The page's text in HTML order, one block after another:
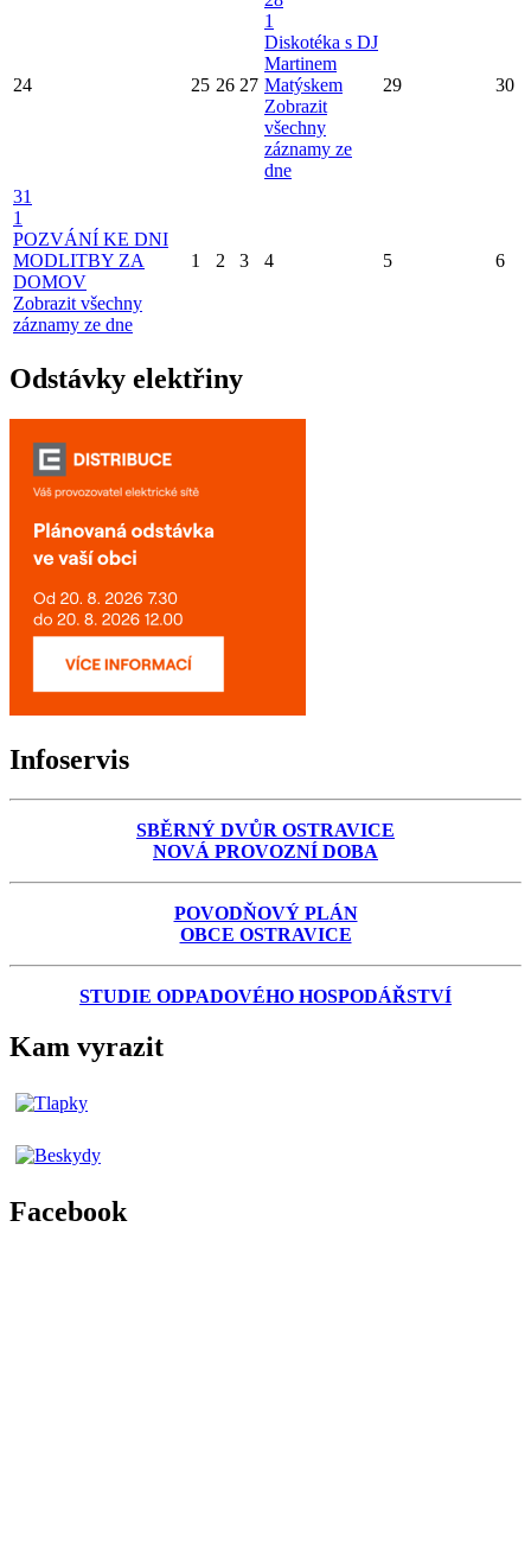
24 25 26 27
1
Diskotéka s DJ
Martinem
Matýskem
Zobrazit
všechny
záznamy ze
dne
29 30
31
1
POZVÁNÍ KE DNI
MODLITBY ZA
DOMOV
Zobrazit všechny
záznamy ze dne
1 2 3 4 5 6
Odstávky elektřiny
Infoservis
SBĚRNÝ DVŮR OSTRAVICE
NOVÁ PROVOZNÍ DOBA
POVODŇOVÝ PLÁN
OBCE OSTRAVICE
STUDIE ODPADOVÉHO HOSPODÁŘSTVÍ
Kam vyrazit
Facebook